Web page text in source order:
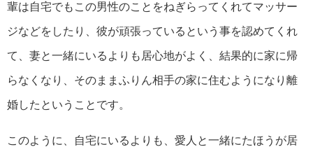
輩は自宅でもこの男性のことをねぎらってくれてマッサー
ジなどをしたり、彼が頑張っているという事を認めてくれ
て、妻と一緒にいるよりも居心地がよく、結果的に家に帰
らなくなり、そのままふりん相手の家に住むようになり離
婚したということです。
このように、自宅にいるよりも、愛人と一緒にたほうが居